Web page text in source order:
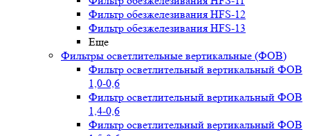
Фильтр обезжелезивания HFS-12
Фильтр обезжелезивания HFS-13
Еще
Фильтры осветлительные вертикальные (ФОВ)
Фильтр осветлительный вертикальный ФОВ
1,0-0,6
Фильтр осветлительный вертикальный ФОВ
1,4-0,6
Фильтр осветлительный вертикальный ФОВ